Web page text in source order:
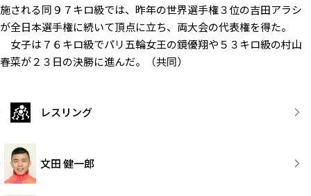
施される同９７キロ級では、昨年の世界選手権３位の吉田アラシ
が全日本選手権に続いて頂点に立ち、両大会の代表権を得た。
女子は７６キロ級でパリ五輪女王の鏡優翔や５３キロ級の村山
春菜が２３日の決勝に進んだ。（共同）
レスリング
文田 健一郎